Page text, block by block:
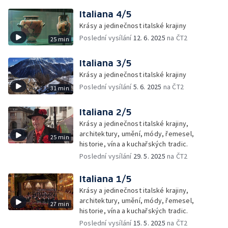
25 min
Italiana 4/5
Krásy a jedinečnost italské krajiny
Poslední vysílání12. 6. 2025 na ČT2
31 min
Italiana 3/5
Krásy a jedinečnost italské krajiny
Poslední vysílání5. 6. 2025 na ČT2
25 min
Italiana 2/5
Krásy a jedinečnost italské krajiny,
architektury, umění, módy, řemesel,
historie, vína a kuchařských tradic.
Poslední vysílání 29. 5. 2025 na ČT2
27 min
Italiana 1/5
Krásy a jedinečnost italské krajiny,
architektury, umění, módy, řemesel,
historie, vína a kuchařských tradic.
Poslední vysílání15. 5. 2025 na ČT2